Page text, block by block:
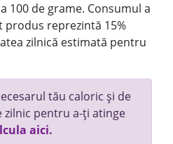
100 de grame. Consumul a
produs reprezintă 15%
zilnică estimată pentru
tău caloric și de
zilnic pentru a-ți atinge
aici.